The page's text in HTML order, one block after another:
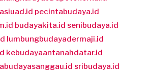
pecintabudaya.id
budayakita.id senibudaya.id
lumbungbudayadermaji.id
kebudayaantanahdatar.id
sribudaya.id